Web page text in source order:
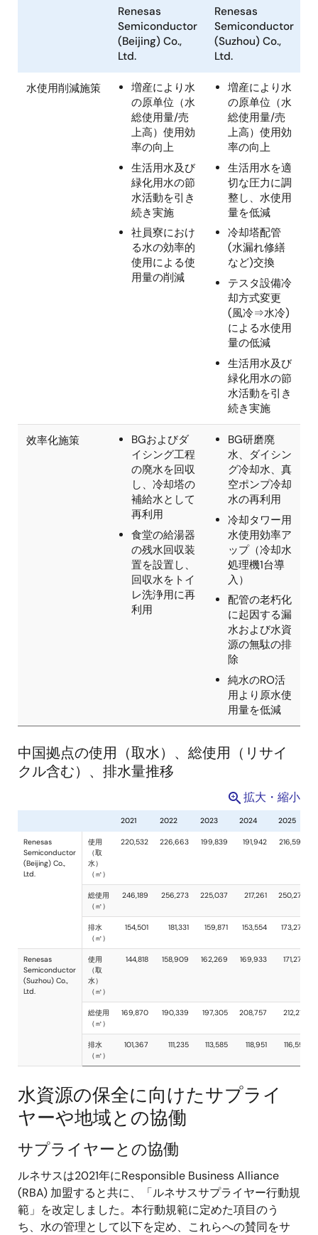
Renesas
Semiconductor
(Beijing) Co.,
Ltd.
Renesas
Semiconductor
(Suzhou) Co.,
Ltd.
増産により水
の原单位（水
る水の効率的
使用による使
用量の削減
増産により水
の原单位（水
総使用量/売
上高）使用効
率の向上
生活用水を適
切な圧力に調
整し、水使用
量を低減
冷却塔配管
(水漏れ修繕
など)交換
テスタ設備冷
却方式変更
(風冷⇒水冷)
による水使用
量の低減
生活用水及び
緑化用水の節
水活動を引き
続き実施
食堂の給湯器
置を設置し、
回収水をトイ
BG研磨廃
水、ダイシン
グ冷却水、真
空ポンプ冷却
水の再利用
冷却タワー用
水使用効率ア
処理機1台導
配管の老朽化
に起因する漏
水および水資
源の無駄の排
用より原水使
中国拠点の使用（取水）、総使用（リサイ
クル含む）、排水量推移
拡大・縮小
水資源の保全に向けたサプライ
ヤーや地域との協働
サプライヤーとの協働
ルネサスは2021年にResponsible Business Alliance
(RBA) 加盟すると共に、「ルネサスサプライヤー行動規
範」を改定しました。本行動規範に定めた項目のう
ち、水の管理として以下を定め、これらへの賛同をサ